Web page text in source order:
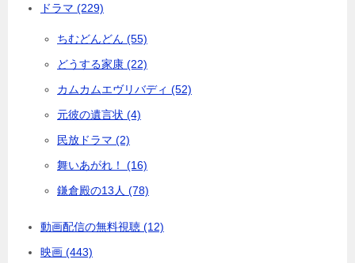
ドラマ (229)
ちむどんどん (55)
どうする家康 (22)
カムカムエヴリバディ (52)
元彼の遺言状 (4)
民放ドラマ (2)
舞いあがれ！ (16)
鎌倉殿の13人 (78)
動画配信の無料視聴 (12)
映画 (443)